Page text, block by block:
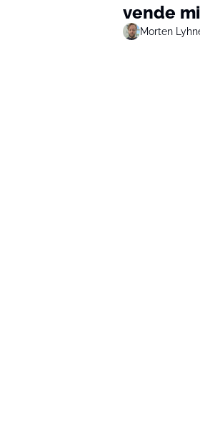
vende
Morten